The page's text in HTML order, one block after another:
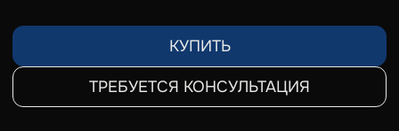
КУПИТЬ
ТРЕБУЕТСЯ КОНСУЛЬТАЦИЯ